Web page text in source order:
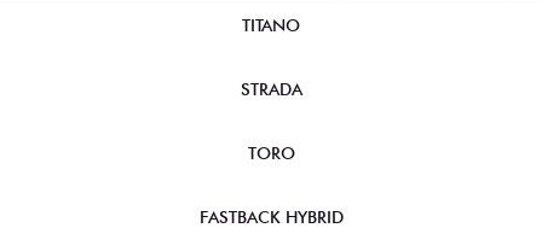
TITANO
STRADA
TORO
FASTBACK HYBRID